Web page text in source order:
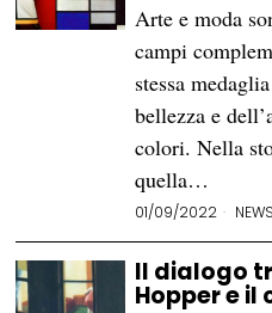
Arte e moda
campi
stessa
bellezza e
colori. Nella
quella…
01/09/2022
Il dialogo
Hopper e il